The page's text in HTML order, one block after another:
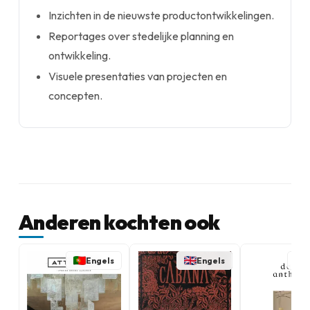
Inzichten in de nieuwste productontwikkelingen.
Reportages over stedelijke planning en
ontwikkeling.
Visuele presentaties van projecten en
concepten.
Anderen kochten ook
Engels Engels